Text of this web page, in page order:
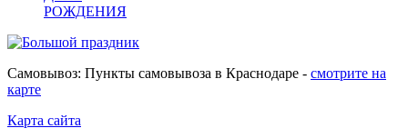
РОЖДЕНИЯ
Самовывоз: Пункты самовывоза в Краснодаре - смотрите на
карте
Карта сайта